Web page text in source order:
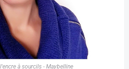
à sourcils - Maybelline